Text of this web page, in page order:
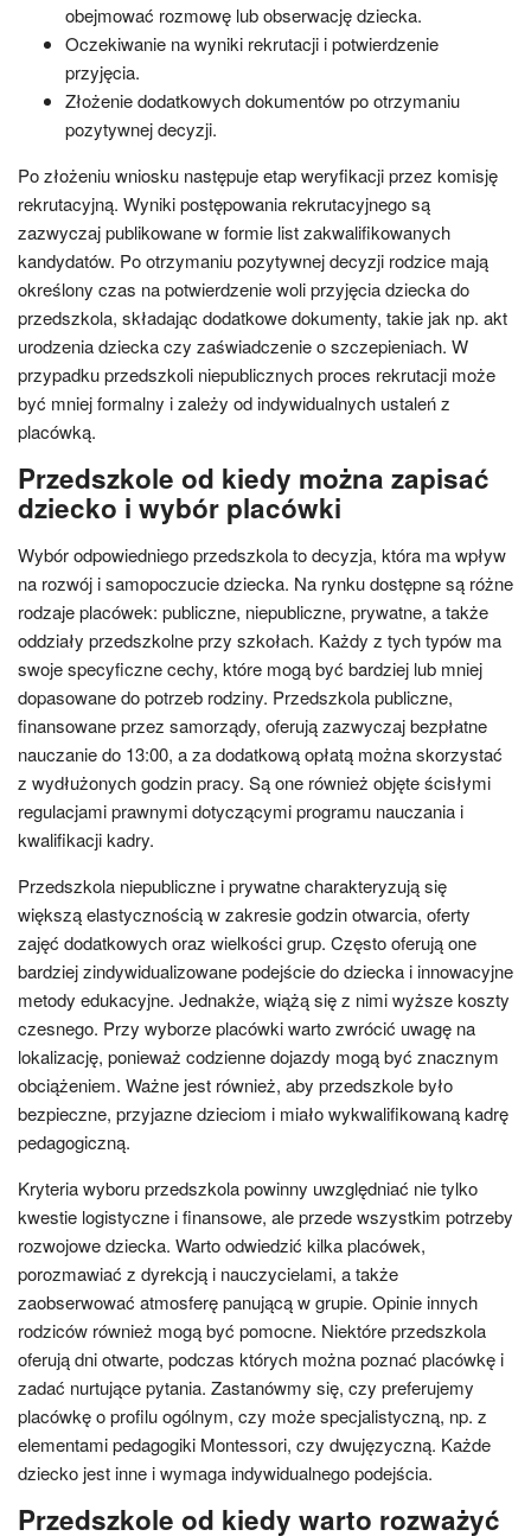
obejmować rozmowę lub obserwację dziecka.
Oczekiwanie na wyniki rekrutacji i potwierdzenie
przyjęcia.
Złożenie dodatkowych dokumentów po otrzymaniu
pozytywnej decyzji.
Po złożeniu wniosku następuje etap weryfikacji przez komisję
rekrutacyjną. Wyniki postępowania rekrutacyjnego są
zazwyczaj publikowane w formie list zakwalifikowanych
kandydatów. Po otrzymaniu pozytywnej decyzji rodzice mają
określony czas na potwierdzenie woli przyjęcia dziecka do
przedszkola, składając dodatkowe dokumenty, takie jak np. akt
urodzenia dziecka czy zaświadczenie o szczepieniach. W
przypadku przedszkoli niepublicznych proces rekrutacji może
być mniej formalny i zależy od indywidualnych ustaleń z
placówką.
Przedszkole od kiedy można zapisać
dziecko i wybór placówki
Wybór odpowiedniego przedszkola to decyzja, która ma wpływ
na rozwój i samopoczucie dziecka. Na rynku dostępne są różne
rodzaje placówek: publiczne, niepubliczne, prywatne, a także
oddziały przedszkolne przy szkołach. Każdy z tych typów ma
swoje specyficzne cechy, które mogą być bardziej lub mniej
dopasowane do potrzeb rodziny. Przedszkola publiczne,
finansowane przez samorządy, oferują zazwyczaj bezpłatne
nauczanie do 13:00, a za dodatkową opłatą można skorzystać
z wydłużonych godzin pracy. Są one również objęte ścisłymi
regulacjami prawnymi dotyczącymi programu nauczania i
kwalifikacji kadry.
Przedszkola niepubliczne i prywatne charakteryzują się
większą elastycznością w zakresie godzin otwarcia, oferty
zajęć dodatkowych oraz wielkości grup. Często oferują one
bardziej zindywidualizowane podejście do dziecka i innowacyjne
metody edukacyjne. Jednakże, wiążą się z nimi wyższe koszty
czesnego. Przy wyborze placówki warto zwrócić uwagę na
lokalizację, ponieważ codzienne dojazdy mogą być znacznym
obciążeniem. Ważne jest również, aby przedszkole było
bezpieczne, przyjazne dzieciom i miało wykwalifikowaną kadrę
pedagogiczną.
Kryteria wyboru przedszkola powinny uwzględniać nie tylko
kwestie logistyczne i finansowe, ale przede wszystkim potrzeby
rozwojowe dziecka. Warto odwiedzić kilka placówek,
porozmawiać z dyrekcją i nauczycielami, a także
zaobserwować atmosferę panującą w grupie. Opinie innych
rodziców również mogą być pomocne. Niektóre przedszkola
oferują dni otwarte, podczas których można poznać placówkę i
zadać nurtujące pytania. Zastanówmy się, czy preferujemy
placówkę o profilu ogólnym, czy może specjalistyczną, np. z
elementami pedagogiki Montessori, czy dwujęzyczną. Każde
dziecko jest inne i wymaga indywidualnego podejścia.
Przedszkole od kiedy warto rozważyć